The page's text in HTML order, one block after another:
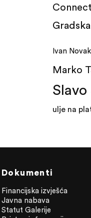
Ivan Novak
Marko
ulje na
Dokumenti
Financijska izvješća
Javna nabava
Statut Galerije